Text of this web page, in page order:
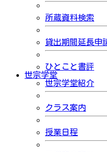
所蔵資料検索
貸出期間延長申
ひとこと書評
世宗学堂
世宗学堂紹介
クラス案内
授業日程